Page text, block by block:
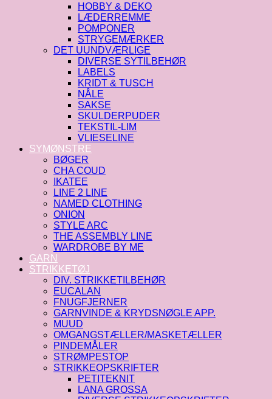
HOBBY & DEKO
LÆDERREMME
POMPONER
STRYGEMÆRKER
DET UUNDVÆRLIGE
DIVERSE SYTILBEHØR
LABELS
KRIDT & TUSCH
NÅLE
SAKSE
SKULDERPUDER
TEKSTIL-LIM
VLIESELINE
SYMØNSTRE
BØGER
CHA COUD
IKATEE
LINE 2 LINE
NAMED CLOTHING
ONION
STYLE ARC
THE ASSEMBLY LINE
WARDROBE BY ME
GARN
STRIKKETØJ
DIV. STRIKKETILBEHØR
EUCALAN
FNUGFJERNER
GARNVINDE & KRYDSNØGLE APP.
MUUD
OMGANGSTÆLLER/MASKETÆLLER
PINDEMÅLER
STRØMPESTOP
STRIKKEOPSKRIFTER
PETITEKNIT
LANA GROSSA